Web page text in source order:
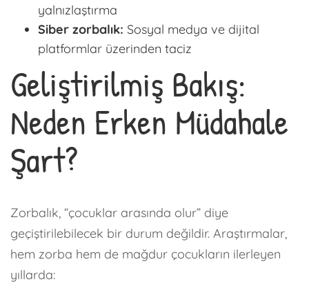
yalnızlaştırma
Siber zorbalık: Sosyal medya ve dijital
platformlar üzerinden taciz
Geliştirilmiş Bakış:
Neden Erken Müdahale
Şart?
Zorbalık, “çocuklar arasında olur” diye
geçiştirilebilecek bir durum değildir. Araştırmalar,
hem zorba hem de mağdur çocukların ilerleyen
yıllarda: